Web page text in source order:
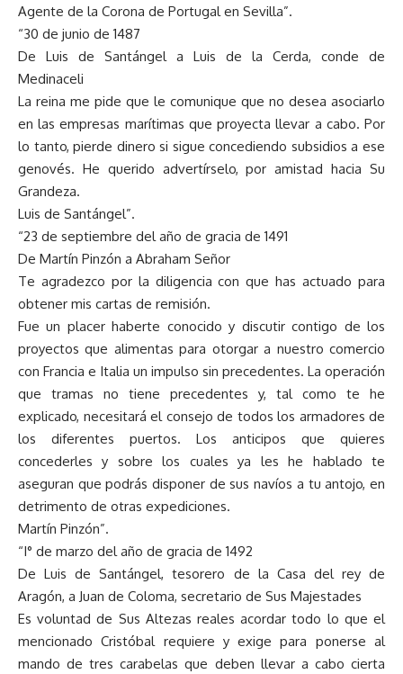
Agente de la Corona de Portugal en Sevilla”.
“30 de junio de 1487
De Luis de Santángel a Luis de la Cerda, conde de
Medinaceli
La reina me pide que le comunique que no desea asociarlo
en las empresas marítimas que proyecta llevar a cabo. Por
lo tanto, pierde dinero si sigue concediendo subsidios a ese
genovés. He querido advertírselo, por amistad hacia Su
Grandeza.
Luis de Santángel”.
“23 de septiembre del año de gracia de 1491
De Martín Pinzón a Abraham Señor
Te agradezco por la diligencia con que has actuado para
obtener mis cartas de remisión.
Fue un placer haberte conocido y discutir contigo de los
proyectos que alimentas para otorgar a nuestro comercio
con Francia e Italia un impulso sin precedentes. La operación
que tramas no tiene precedentes y, tal como te he
explicado, necesitará el consejo de todos los armadores de
los diferentes puertos. Los anticipos que quieres
concederles y sobre los cuales ya les he hablado te
aseguran que podrás disponer de sus navíos a tu antojo, en
detrimento de otras expediciones.
Martín Pinzón”.
“I° de marzo del año de gracia de 1492
De Luis de Santángel, tesorero de la Casa del rey de
Aragón, a Juan de Coloma, secretario de Sus Majestades
Es voluntad de Sus Altezas reales acordar todo lo que el
mencionado Cristóbal requiere y exige para ponerse al
mando de tres carabelas que deben llevar a cabo cierta